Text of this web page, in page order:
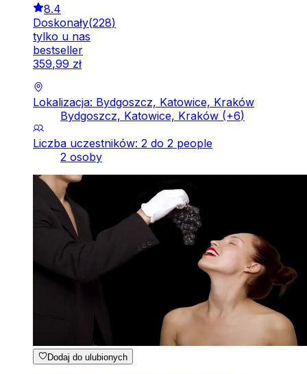
8.4
Doskonały(228)
tylko u nas
bestseller
359,99 zł
Lokalizacja: Bydgoszcz, Katowice, Kraków
Bydgoszcz, Katowice, Kraków (+6)
Liczba uczestników: 2 do 2 people
2 osoby
Dodaj do ulubionych